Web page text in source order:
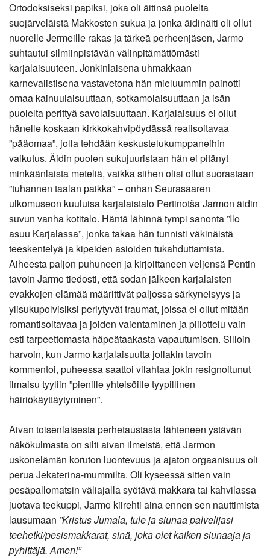
Ortodoksiseksi papiksi, joka oli äitinsä puolelta
suojärveläistä Makkosten sukua ja jonka äidinäiti oli ollut
nuorelle Jermeille rakas ja tärkeä perheenjäsen, Jarmo
suhtautui silmiinpistävän välinpitämättömästi
karjalaisuuteen. Jonkinlaisena uhmakkaan
karnevalistisena vastavetona hän mieluummin painotti
omaa kainuulaisuuttaan, sotkamolaisuuttaan ja isän
puolelta perittyä savolaisuuttaan. Karjalaisuus ei ollut
hänelle koskaan kirkkokahvipöydässä realisoitavaa
”pääomaa”, jolla tehdään keskustelukumppaneihin
vaikutus. Äidin puolen sukujuuristaan hän ei pitänyt
minkäänlaista meteliä, vaikka siihen olisi ollut suorastaan
”tuhannen taalan paikka” – onhan Seurasaaren
ulkomuseon kuuluisa karjalaistalo Pertinotša Jarmon äidin
suvun vanha kotitalo. Häntä lähinnä tympi sanonta ”Ilo
asuu Karjalassa”, jonka takaa hän tunnisti väkinäistä
teeskentelyä ja kipeiden asioiden tukahduttamista.
Aiheesta paljon puhuneen ja kirjoittaneen veljensä Pentin
tavoin Jarmo tiedosti, että sodan jälkeen karjalaisten
evakkojen elämää määrittivät paljossa särkyneisyys ja
ylisukupolvisiksi periytyvät traumat, joissa ei ollut mitään
romantisoitavaa ja joiden vaientaminen ja piilottelu vain
esti tarpeettomasta häpeätaakasta vapautumisen. Silloin
harvoin, kun Jarmo karjalaisuutta jollakin tavoin
kommentoi, puheessa saattoi vilahtaa jokin resignoitunut
ilmaisu tyyliin ”pienille yhteisöille tyypillinen
häiriökäyttäytyminen”.
Aivan toisenlaisesta perhetaustasta lähteneen ystävän
näkökulmasta on silti aivan ilmeistä, että Jarmon
uskonelämän koruton luontevuus ja ajaton orgaanisuus oli
perua Jekaterina-mummilta. Oli kyseessä sitten vain
pesäpallomatsin väliajalla syötävä makkara tai kahvilassa
juotava teekuppi, Jarmo kiirehti aina ennen sen nauttimista
lausumaan ”Kristus Jumala, tule ja siunaa palvelijasi
teehetki/pesismakkarat, sinä, joka olet kaiken siunaaja ja
pyhittäjä. Amen!”